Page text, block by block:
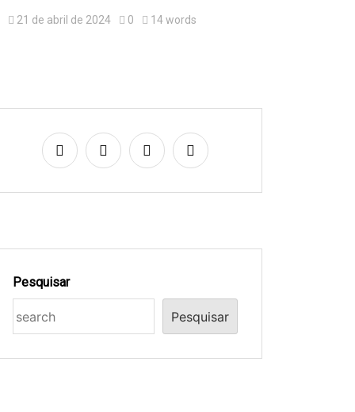
21 de abril de 2024 0 14 words
Pesquisar
Pesquisar